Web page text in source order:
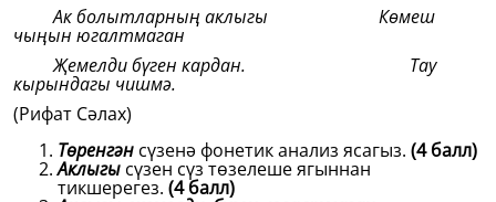
Ак болытларның аклыгы Көмеш
чыңын югалтмаган
Җемелди бүген кардан. Тау
кырындагы чишмә.
(Рифат Сәлах)
Төренгән сүзенә фонетик анализ ясагыз. (4 балл)
Аклыгы сүзен сүз төзелеше ягыннан
тикшерегез. (4 балл)